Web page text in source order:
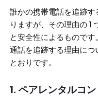
誰かの携帯電話を追跡
りますが、その理由の 1
と安全性によるもので
通話を追跡する理由に
とおりです。
1. ペアレンタルコ